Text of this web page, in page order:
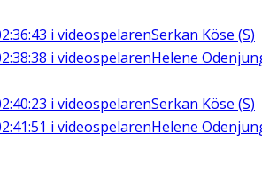
i videospelarenSerkan Köse (S)
i videospelarenHelene
i videospelarenSerkan Köse (S)
i videospelarenHelene